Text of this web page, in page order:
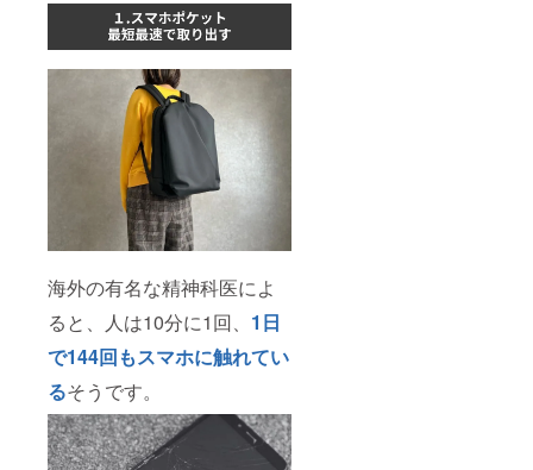
海外の有名な精神科医によ
ると、人は10分に1回、 1日
で144回もスマホに触れてい
るそうです。